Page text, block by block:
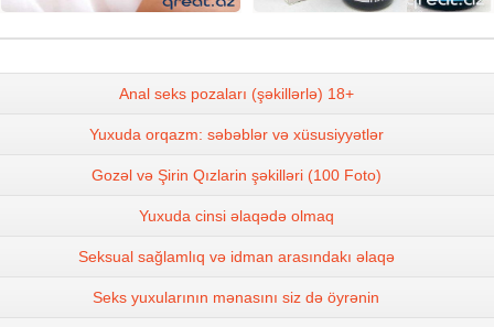
Anal seks pozaları (şəkillərlə) 18+
Yuxuda orqazm: səbəblər və xüsusiyyətlər
Gozəl və Şirin Qızlarin şəkilləri (100 Foto)
Yuxuda cinsi əlaqədə olmaq
Seksual sağlamlıq və idman arasındakı əlaqə
Seks yuxularının mənasını siz də öyrənin